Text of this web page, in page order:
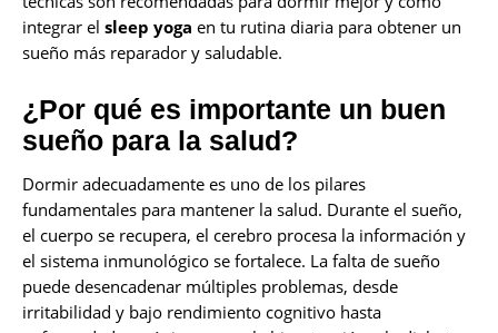
integrar el sleep yoga en tu rutina diaria para obtener un
sueño más reparador y saludable.
¿Por qué es importante un buen
sueño para la salud?
Dormir adecuadamente es uno de los pilares
fundamentales para mantener la salud. Durante el sueño,
el cuerpo se recupera, el cerebro procesa la información y
el sistema inmunológico se fortalece. La falta de sueño
puede desencadenar múltiples problemas, desde
irritabilidad y bajo rendimiento cognitivo hasta